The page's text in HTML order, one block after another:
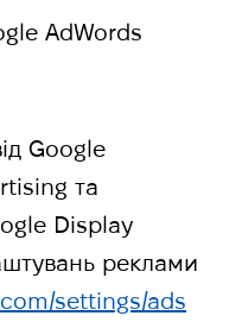
AdWords
Google
та
Display
реклами
settings/ads